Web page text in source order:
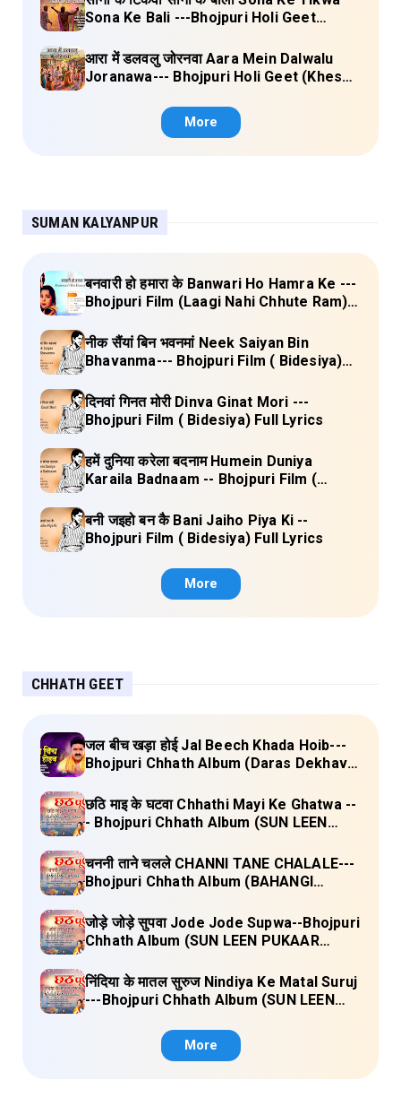
Sona Ke Bali ---Bhojpuri Holi Geet
आरा में डलवलु जोरनवा Aara Mein Dalwalu
Joranawa--- Bhojpuri Holi Geet (Khesari
More
SUMAN KALYANPUR
बनवारी हो हमारा के Banwari Ho Hamra Ke ---
Bhojpuri Film (Laagi Nahi Chhute Ram)
नीक सैंयां बिन भवनमां Neek Saiyan Bin
Bhavanma--- Bhojpuri Film ( Bidesiya)
दिनवां गिनत मोरी Dinva Ginat Mori ---
Bhojpuri Film ( Bidesiya) Full Lyrics
हमें दुनिया करेला बदनाम Humein Duniya
Karaila Badnaam -- Bhojpuri Film (
बनी जइहो बन कै Bani Jaiho Piya Ki --
Bhojpuri Film ( Bidesiya) Full Lyrics
More
CHHATH GEET
जल बीच खड़ा होई Jal Beech Khada Hoib---
Bhojpuri Chhath Album (Daras Dekhava
छठि माइ के घटवा Chhathi Mayi Ke Ghatwa --
- Bhojpuri Chhath Album (SUN LEEN
Lyrics
चननी ताने चलले CHANNI TANE CHALALE---
Bhojpuri Chhath Album (BAHANGI
जोड़े जोड़े सुपवा Jode Jode Supwa--Bhojpuri
Chhath Album (SUN LEEN PUKAAR
निंदिया के मातल सुरुज Nindiya Ke Matal Suruj
---Bhojpuri Chhath Album (SUN LEEN
More